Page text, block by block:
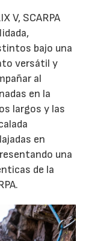
V, SCARPA
bajo una
versátil y
al
en la
largos y las
en
una
de la